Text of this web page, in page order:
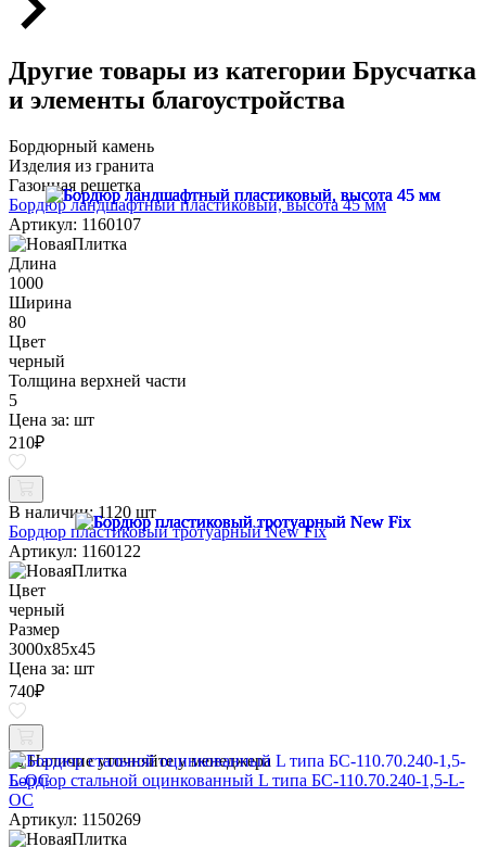
Другие товары из категории Брусчатка
и элементы благоустройства
Бордюрный камень
Изделия из гранита
Газонная решетка
Бордюр ландшафтный пластиковый, высота 45 мм
Артикул: 1160107
Длина
1000
Ширина
80
Цвет
черный
Толщина верхней части
5
Цена за: шт
210₽
В наличии: 1120 шт
Бордюр пластиковый тротуарный New Fix
Артикул: 1160122
Цвет
черный
Размер
3000х85х45
Цена за: шт
740₽
Наличие уточняйте у менеджера
Бордюр стальной оцинкованный L типа БС-110.70.240-1,5-L-
ОС
Артикул: 1150269